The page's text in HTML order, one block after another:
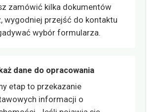
zamówić kilka dokumentów
wygodniej przejść do kontaktu
wybór formularza.
dane do opracowania
etap to przekazanie
informacji o